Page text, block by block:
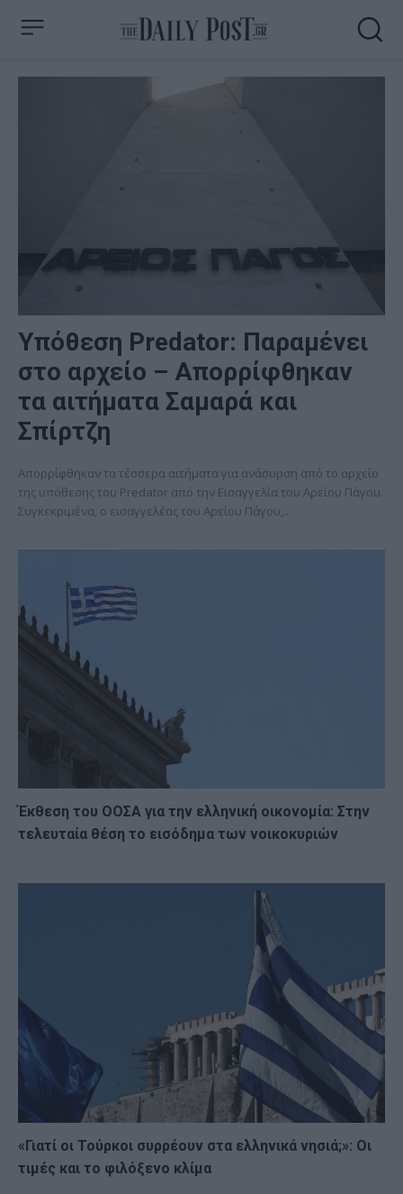
Υπόθεση Predator: Παραμένει
στο αρχείο – Απορρίφθηκαν
τα αιτήματα Σαμαρά και
Σπίρτζη
Απορρίφθηκαν τα τέσσερα αιτήματα για ανάσυρση από το αρχείο
της υπόθεσης του Predator από την Εισαγγελία του Αρείου Πάγου.
Συγκεκριμένα, ο εισαγγελέας του Αρείου Πάγου,...
Έκθεση του ΟΟΣΑ για την ελληνική οικονομία: Στην
τελευταία θέση το εισόδημα των νοικοκυριών
«Γιατί οι Τούρκοι συρρέουν στα ελληνικά νησιά;»: Οι
τιμές και το φιλόξενο κλίμα